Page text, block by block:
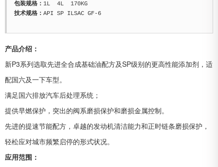
包装规格：
技术规格： API SP ILSAC GF-6
产品介绍：
新P3系列选取先进全合成基础油配方及SP级别的更高性能添加剂，适
配国六及一下车型。
满足国六排放汽车后处理系统；
提供早燃保护，突出的阀系磨损保护和磨损金属控制。
先进的提速节能配方，卓越的发动机清洁能力和正时链条磨损保护，
轻松应对城市频繁启停的形式状况。
应用范围：